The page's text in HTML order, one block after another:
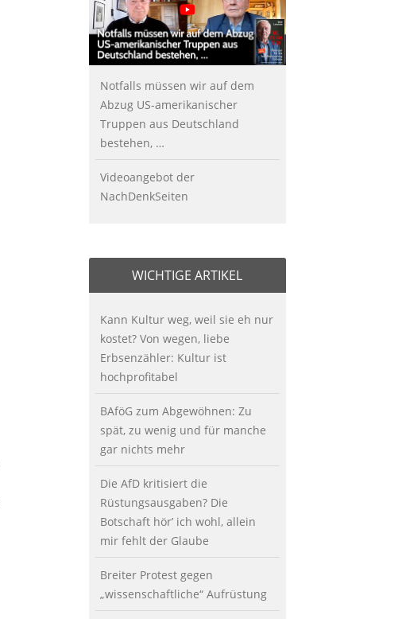
Notfalls müssen wir auf dem
Abzug US-amerikanischer
Truppen aus Deutschland
bestehen, …
Videoangebot der
NachDenkSeiten
WICHTIGE ARTIKEL
Kann Kultur weg, weil sie eh nur
kostet? Von wegen, liebe
Erbsenzähler: Kultur ist
hochprofitabel
BAföG zum Abgewöhnen: Zu
spät, zu wenig und für manche
gar nichts mehr
Die AfD kritisiert die
Rüstungsausgaben? Die
Botschaft hör’ ich wohl, allein
mir fehlt der Glaube
Breiter Protest gegen
„wissenschaftliche“ Aufrüstung